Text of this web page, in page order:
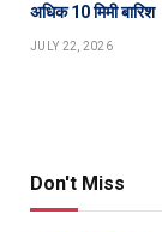
अधिक 10 मिमी बारिश
JULY 22, 2026
Don't Miss